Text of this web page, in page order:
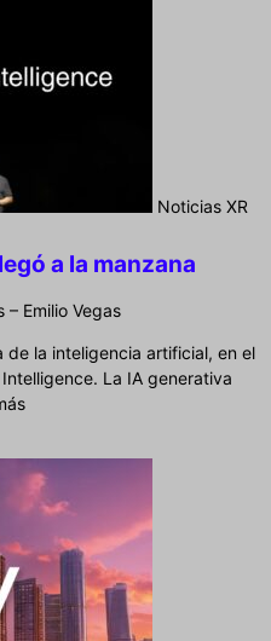
Noticias XR
a la manzana
Emilio Vegas
la inteligencia artificial, en el
La IA generativa